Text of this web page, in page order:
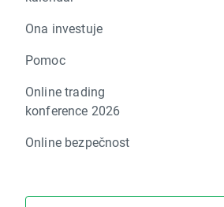
Ona investuje
Pomoc
Online trading
konference 2026
Online bezpečnost